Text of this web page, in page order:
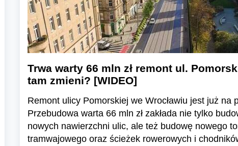
Trwa warty 66 mln zł remont ul.
tam zmieni? [WIDEO]
Remont ulicy Pomorskiej we Wrocławiu jest już na
Przebudowa warta 66 mln zł zakłada nie tylko
nowych nawierzchni ulic, ale też budowę nowego
tramwajowego oraz ścieżek rowerowych i